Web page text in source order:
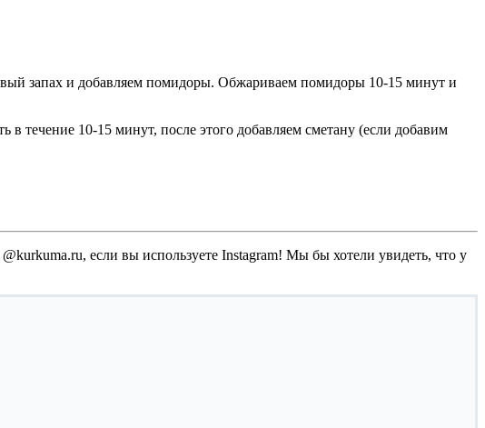
запах и добавляем помидоры. Обжариваем помидоры 10-15 минут и
течение 10-15 минут, после этого добавляем сметану (если добавим
если вы используете Instagram! Мы бы хотели увидеть, что у